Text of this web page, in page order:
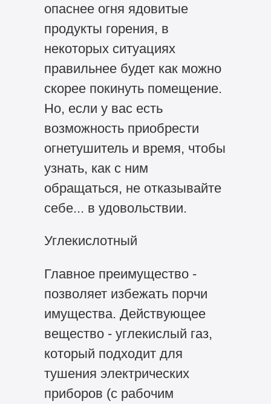
опаснее огня ядовитые
продукты горения, в
некоторых ситуациях
правильнее будет как можно
скорее покинуть помещение.
Но, если у вас есть
возможность приобрести
огнетушитель и время, чтобы
узнать, как с ним
обращаться, не отказывайте
себе... в удовольствии.
Углекислотный
Главное преимущество -
позволяет избежать порчи
имущества. Действующее
вещество - углекислый газ,
который подходит для
тушения электрических
приборов (с рабочим